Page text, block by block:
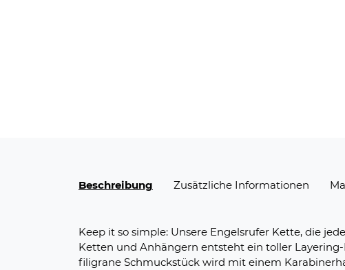
Beschreibung Zusätzliche Informationen
Keep it so simple: Unsere Engelsrufer Kette, die
Ketten und Anhängern entsteht ein toller
filigrane Schmuckstück wird mit einem